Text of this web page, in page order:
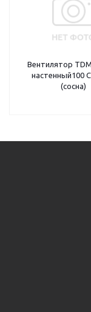
Вентилятор
настенный100
(сосна)